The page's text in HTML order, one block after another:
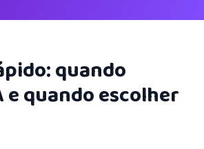
quando
e quando escolher